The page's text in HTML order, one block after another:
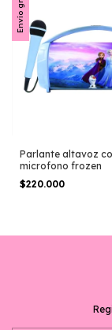
Parlante altavoz
microfono frozen
$220.000